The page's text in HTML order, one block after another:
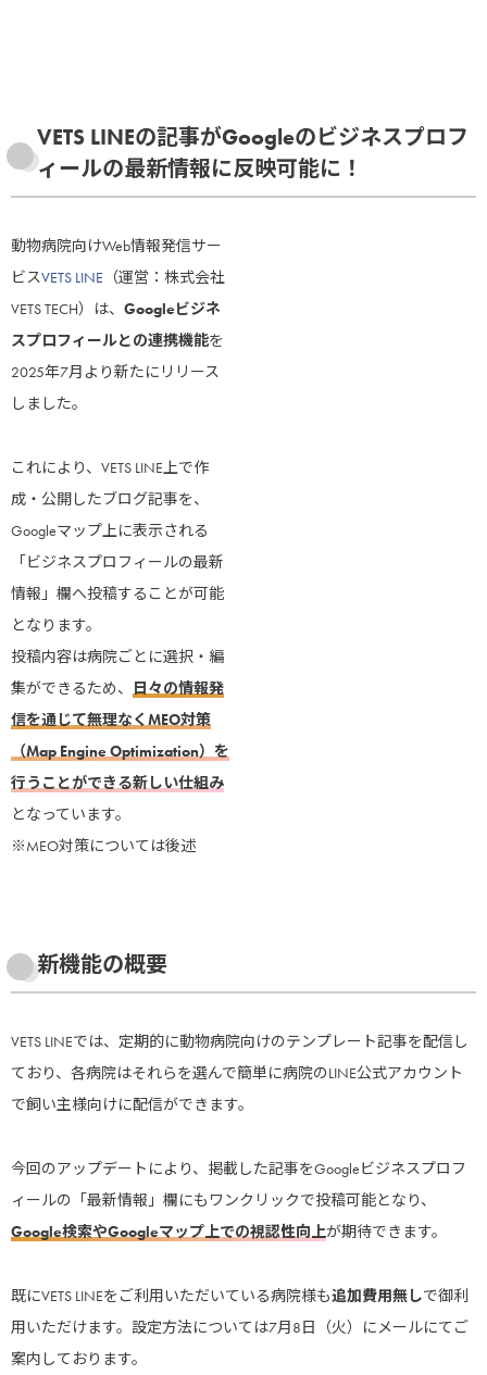
VETS LINEの記事がGoogleのビジネスプロフ
ィールの最新情報に反映可能に！
動物病院向けWeb情報発信サー
ビスVETS LINE （運営：株式会社
VETS TECH）は、 Googleビジネ
スプロフィールとの連携機能を
2025年7月より新たにリリース
しました。
これにより、VETS LINE上で作
成・公開したブログ記事を、
Googleマップ上に表示される
「ビジネスプロフィールの最新
情報」欄へ投稿することが可能
となります。
投稿内容は病院ごとに選択・編
集ができるため、
日々の情報発
信を通じて無理なくMEO対策
（Map Engine Optimization）を
行うことができる新しい仕組み
となっています。
※MEO対策については後述
新機能の概要
VETS LINEでは、定期的に動物病院向けのテンプレート記事を配信し
ており、各病院はそれらを選んで簡単に病院のLINE公式アカウント
で飼い主様向けに配信ができます。
今回のアップデートにより、掲載した記事をGoogleビジネスプロフ
ィールの「最新情報」欄にもワンクリックで投稿可能となり、
Google検索やGoogleマップ上での視認性向上が期待できます。
既にVETS LINEをご利用いただいている病院様も追加費用無しで御利
用いただけます。設定方法については7月8日（火）にメールにてご
案内しております。